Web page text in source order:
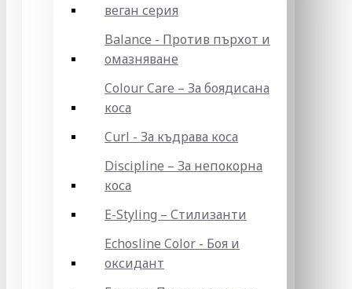
веган серия
Balance - Против пърхот и
омазняване
Colour Care – За боядисана
коса
Curl - За къдрава коса
Discipline – За непокорна
коса
E-Styling – Стилизанти
Echosline Color - Боя и
оксидант